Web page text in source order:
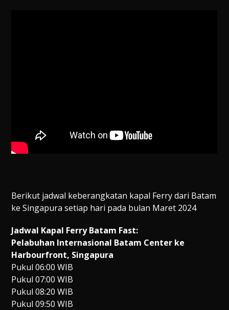
Berikut jadwal keberangkatan kapal Ferry dari Batam
ke Singapura setiap hari pada bulan Maret 2024
Jadwal Kapal Ferry Batam Fast:
Pelabuhan Internasional Batam Center ke
Harbourfront, Singapura
Pukul 06:00 WIB
Pukul 07:00 WIB
Pukul 08:20 WIB
Pukul 09:50 WIB